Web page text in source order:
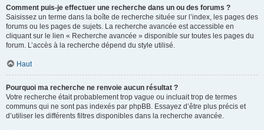
Comment puis-je effectuer une recherche dans un ou des forums ?
Saisissez un terme dans la boîte de recherche située sur l’index, les pages des
forums ou les pages de sujets. La recherche avancée est accessible en
cliquant sur le lien « Recherche avancée » disponible sur toutes les pages du
forum. L’accès à la recherche dépend du style utilisé.
Haut
Pourquoi ma recherche ne renvoie aucun résultat ?
Votre recherche était probablement trop vague ou incluait trop de termes
communs qui ne sont pas indexés par phpBB. Essayez d’être plus précis et
d’utiliser les différents filtres disponibles dans la recherche avancée.